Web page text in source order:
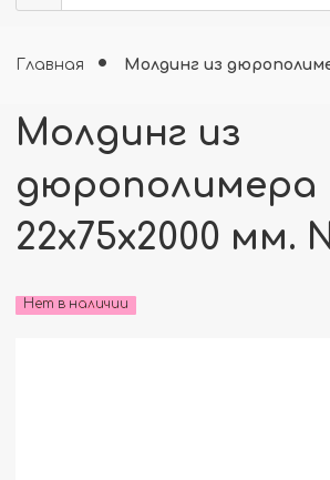
Главная Молдинг из
Молдинг из
дюрополимера
22x75x2000 мм.
Нет в наличии